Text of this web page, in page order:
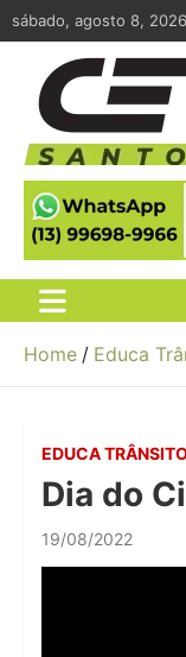
Skip
to
content
sábado, agosto 8, 2026
CET
Companhia de
Home Educa
EDUCA
Dia do
19/08/2022